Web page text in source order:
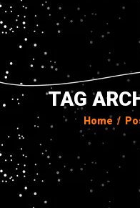
TAG
Home /